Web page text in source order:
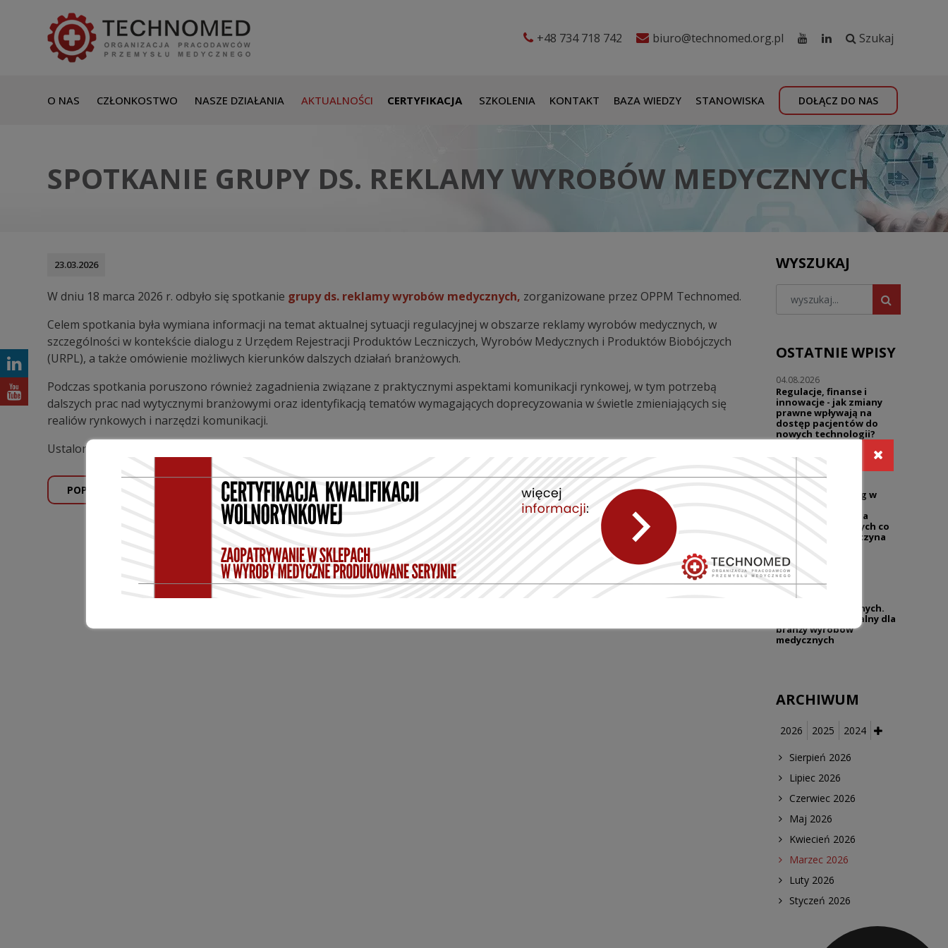
+48 734 718 742 biuro@technomed.org.pl Szukaj
O NAS CZŁONKOSTWO NASZE DZIAŁANIA AKTUALNOŚCI CERTYFIKACJA SZKOLENIA KONTAKT BAZA WIEDZY STANOWISKA DOŁĄCZ DO NAS
SPOTKANIE GRUPY DS. REKLAMY WYROBÓW MEDYCZNYCH
23.03.2026
W dniu 18 marca 2026 r. odbyło się spotkanie grupy ds. reklamy wyrobów medycznych, zorganizowane przez OPPM Technomed.
Celem spotkania była wymiana informacji na temat aktualnej sytuacji regulacyjnej w obszarze reklamy wyrobów medycznych, w
szczególności w kontekście dialogu z Urzędem Rejestracji Produktów Leczniczych, Wyrobów Medycznych i Produktów Biobójczych
(URPL), a także omówienie możliwych kierunków dalszych działań branżowych.
Podczas spotkania poruszono również zagadnienia związane z praktycznymi aspektami komunikacji rynkowej, w tym potrzebą
dalszych prac nad wytycznymi branżowymi oraz identyfikacją tematów wymagających doprecyzowania w świetle zmieniających się
realiów rynkowych i narzędzi komunikacji.
Ustalono kontynuację prac w ramach grupy oraz organizację kolejnych spotkań poświęconych wybranym zagadnieniom praktycznym.
POPRZEDNI WPIS NASTĘPNY WPIS
WYSZUKAJ
OSTATNIE WPISY
04.08.2026
Regulacje, finanse i
innowacje - jak zmiany
prawne wpływają na
dostęp pacjentów do
nowych technologii?
Wywiad z mec. Marcinem
Pieklakiem
Warsztaty | Dialog w
praktyka | Reklama
sklepów medycznych co
wolno, a gdzie zaczyna
27.07.2026
UZP przypomina o
niedozwolonych
klauzulach umownych.
Temat wciąż aktualny dla
branży wyrobów
medycznych
ARCHIWUM
2026 2025
2024
Sierpień 2026
Lipiec 2026
Czerwiec 2026
Maj 2026
Kwiecień 2026
Marzec 2026
Luty 2026
Styczeń 2026